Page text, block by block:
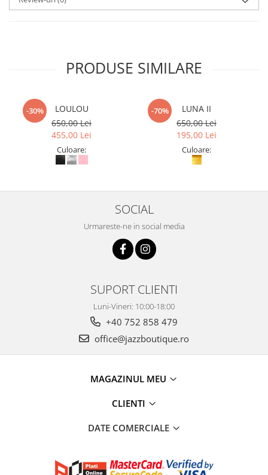
PRODUSE SIMILARE
-30%
LOULOU
650,00 Lei
455,00 Lei
Culoare:
-70%
LUNA II
650,00 Lei
195,00 Lei
Culoare:
SOCIAL
Urmareste-ne in social media
SUPORT CLIENTI
Luni-Vineri: 10:00-18:00
+40 752 858 479
office@jazzboutique.ro
MAGAZINUL MEU
CLIENTI
DATE COMERCIALE